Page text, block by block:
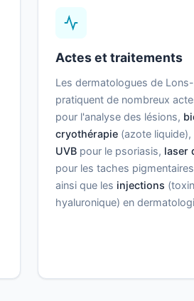
Actes et traitements
Les dermatologues de
pratiquent de nombreux
pour l'analyse des lésions,
cryothérapie(azote liquide),
UVBpour le psoriasis, laser
pour les taches
ainsi que les injections
hyaluronique) en